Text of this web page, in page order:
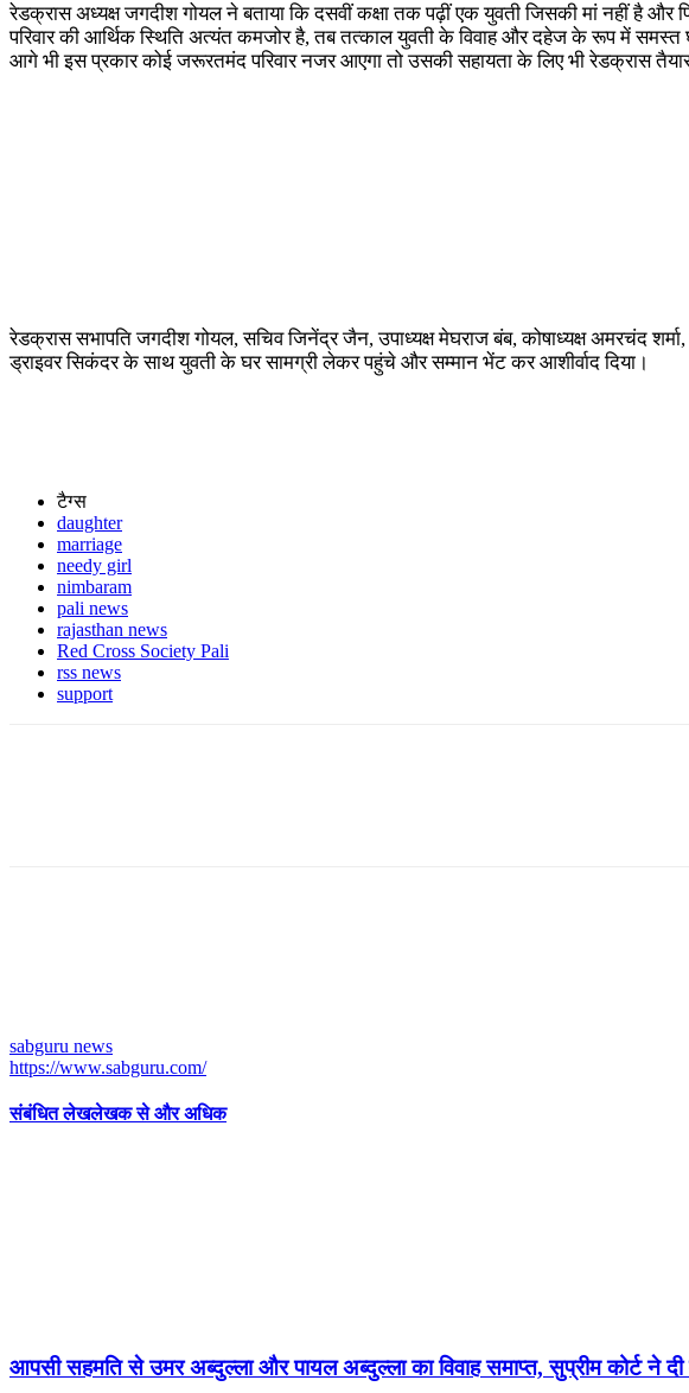
रेडक्रास अध्यक्ष जगदीश गोयल ने बताया कि दसवीं कक्षा तक पढ़ीं एक युवती जिसकी मां नहीं है और
परिवार की आर्थिक स्थिति अत्यंत कमजोर है, तब तत्काल युवती के विवाह और दहेज के रूप में
आगे भी इस प्रकार कोई जरूरतमंद परिवार नजर आएगा तो उसकी सहायता के लिए भी रेडक्रास
रेडक्रास सभापति जगदीश गोयल, सचिव जिनेंद्र जैन, उपाध्यक्ष मेघराज बंब, कोषाध्यक्ष अमरचंद
ड्राइवर सिकंदर के साथ युवती के घर सामग्री लेकर पहुंचे और सम्मान भेंट कर आशीर्वाद दिया।
टैग्स
daughter
marriage
needy girl
nimbaram
pali news
rajasthan news
Red Cross Society Pali
rss news
support
sabguru news
https://www.sabguru.com/
संबंधित लेखलेखक से और अधिक
आपसी सहमति से उमर अब्दुल्ला और पायल अब्दुल्ला का विवाह समाप्त, सुप्रीम कोर्ट ने दी